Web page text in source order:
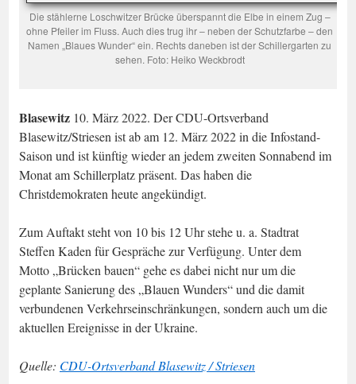
Die stählerne Loschwitzer Brücke überspannt die Elbe in einem Zug –
ohne Pfeiler im Fluss. Auch dies trug ihr – neben der Schutzfarbe – den
Namen „Blaues Wunder“ ein. Rechts daneben ist der Schillergarten zu
sehen. Foto: Heiko Weckbrodt
Blasewitz 10. März 2022. Der CDU-Ortsverband
Blasewitz/Striesen ist ab am 12. März 2022 in die Infostand-
Saison und ist künftig wieder an jedem zweiten Sonnabend im
Monat am Schillerplatz präsent. Das haben die
Christdemokraten heute angekündigt.
Zum Auftakt steht von 10 bis 12 Uhr stehe u. a. Stadtrat
Steffen Kaden für Gespräche zur Verfügung. Unter dem
Motto „Brücken bauen“ gehe es dabei nicht nur um die
geplante Sanierung des „Blauen Wunders“ und die damit
verbundenen Verkehrseinschränkungen, sondern auch um die
aktuellen Ereignisse in der Ukraine.
Quelle: CDU-Ortsverband Blasewitz / Striesen